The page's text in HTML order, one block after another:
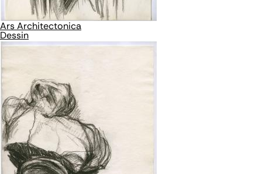
Ars Architectonica
Dessin